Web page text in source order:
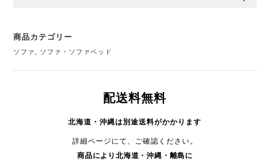
商品カテゴリー
ソファ ソファ・ソファベッド
配送料無料
北海道・沖縄は別途送料がかかります
詳細ページにて、ご確認ください。
商品により 北海道・沖縄・ 離島に